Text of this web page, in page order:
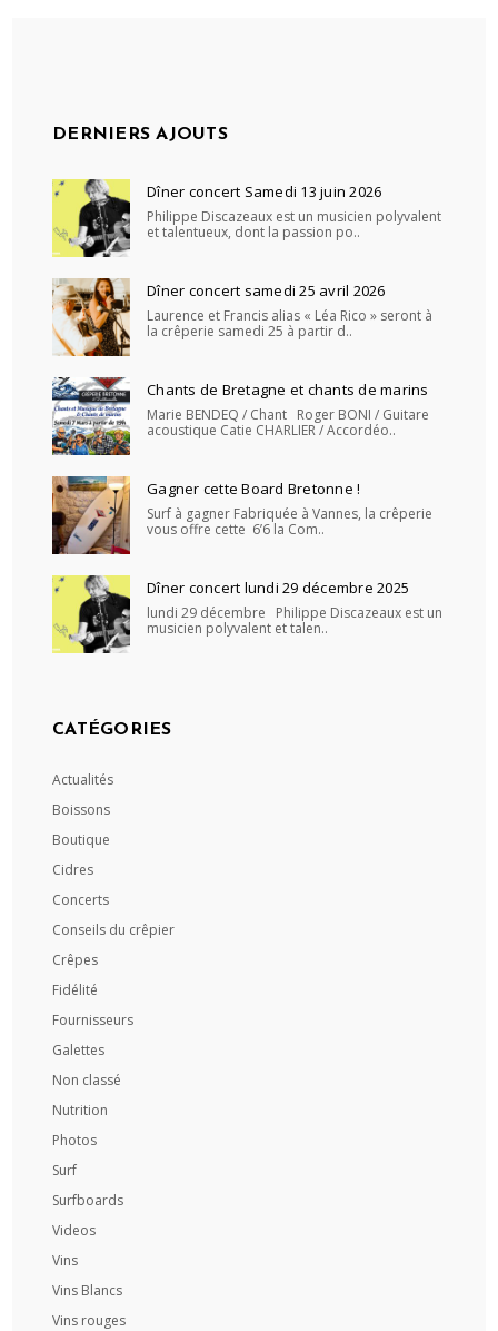
DERNIERS AJOUTS
Dîner concert Samedi 13 juin 2026
Philippe Discazeaux est un musicien polyvalent
et talentueux, dont la passion po..
Dîner concert samedi 25 avril 2026
Laurence et Francis alias « Léa Rico » seront à
la crêperie samedi 25 à partir d..
Chants de Bretagne et chants de marins
Marie BENDEQ / Chant Roger BONI / Guitare
acoustique Catie CHARLIER / Accordéo..
Gagner cette Board Bretonne !
Surf à gagner Fabriquée à Vannes, la crêperie
vous offre cette 6’6 la Com..
Dîner concert lundi 29 décembre 2025
lundi 29 décembre Philippe Discazeaux est un
musicien polyvalent et talen..
CATÉGORIES
Actualités
Boissons
Boutique
Cidres
Concerts
Conseils du crêpier
Crêpes
Fidélité
Fournisseurs
Galettes
Non classé
Nutrition
Photos
Surf
Surfboards
Videos
Vins
Vins Blancs
Vins rouges